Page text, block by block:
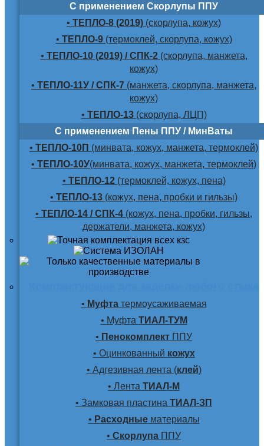
С применением Скорлупы ППУ
• ТЕПЛО-8 (2019) (скорлупа, кожух)
• ТЕПЛО-9(термоклей, скорлупа, кожух)
• ТЕПЛО-10 (2019) / СПК-2(скорлупа, манжета,
кожух)
• ТЕПЛО-11У / СПК-7 (манжета, скорлупа, манжета,
кожух)
• ТЕПЛО-13(скорлупа, ЛЦП)
С применением Пены ППУ / МинВаты
• ТЕПЛО-10П (минвата, кожух, манжета, термоклей)
• ТЕПЛО-10У(минвата, кожух, манжета, термоклей)
• ТЕПЛО-12(термоклей, кожух, пена)
• ТЕПЛО-13 (кожух, пена, пробки и гильзы)
• ТЕПЛО-14 / СПК-4 (кожух, пена, пробки, гильзы,
держатели, манжета, кожух)
• Муфтатермоусаживаемая
• Муфта ТИАЛ-ТУМ
• Пенокомплект ППУ
• Оцинкованный кожух
• Адгезивная лента (клей)
• Лента ТИАЛ-М
• Замковая пластина ТИАЛ-ЗП
• Расходныематериалы
• Скорлупа ППУ